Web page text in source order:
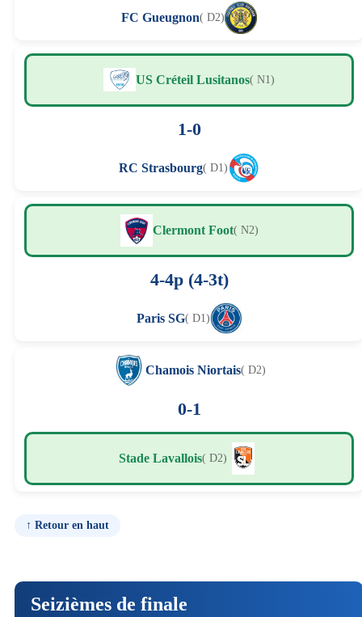
FC Gueugnon( D2)
US Créteil Lusitanos( N1)
1-0
RC Strasbourg( D1)
Clermont Foot( N2)
4-4p (4-3t)
Paris SG( D1)
Chamois Niortais( D2)
0-1
Stade Lavallois( D2)
↑ Retour en haut
Seizièmes de finale